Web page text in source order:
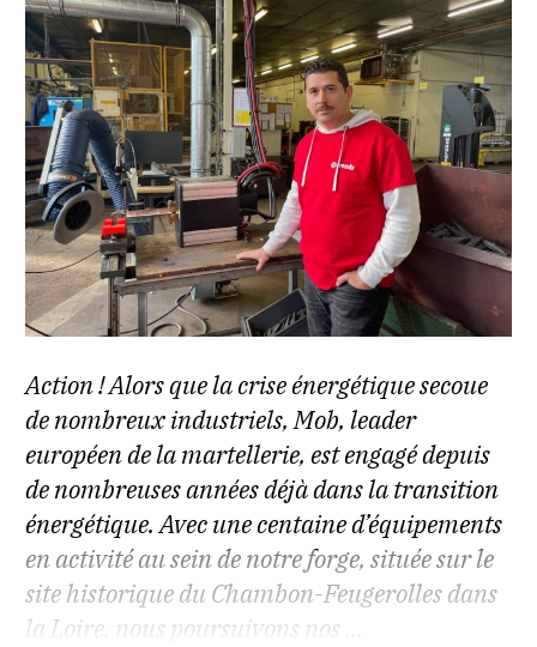
Action ! Alors que la crise énergétique secoue
de nombreux industriels, Mob, leader
européen de la martellerie, est engagé depuis
de nombreuses années déjà dans la transition
énergétique. Avec une centaine d’équipements
en activité au sein de notre forge, située sur le
site historique du Chambon-Feugerolles dans
la Loire, nous poursuivons nos ...